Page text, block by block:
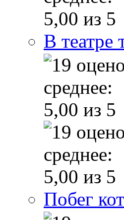
В театре
Побег